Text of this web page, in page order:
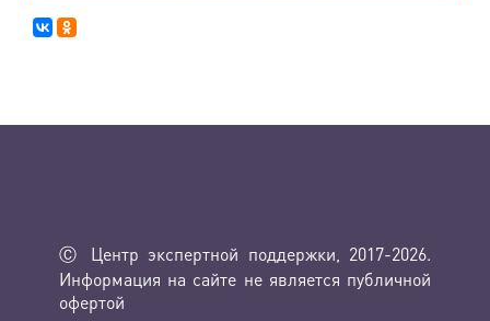
Ⓒ Центр экспертной поддержки, 2017-2026.
Информация на сайте не является публичной
офертой